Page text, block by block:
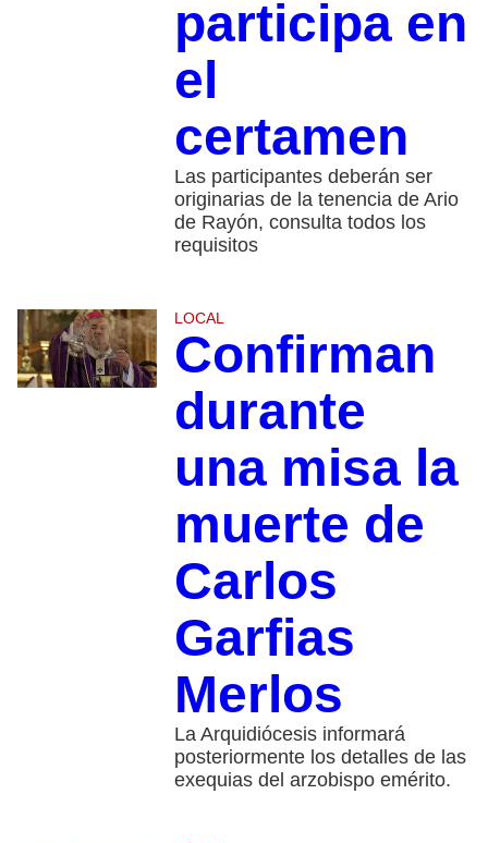
participa en
el
certamen
Las participantes deberán ser
originarias de la tenencia de Ario
de Rayón, consulta todos los
requisitos
LOCAL
Confirman
durante
una misa la
muerte de
Carlos
Garfias
Merlos
La Arquidiócesis informará
posteriormente los detalles de las
exequias del arzobispo emérito.